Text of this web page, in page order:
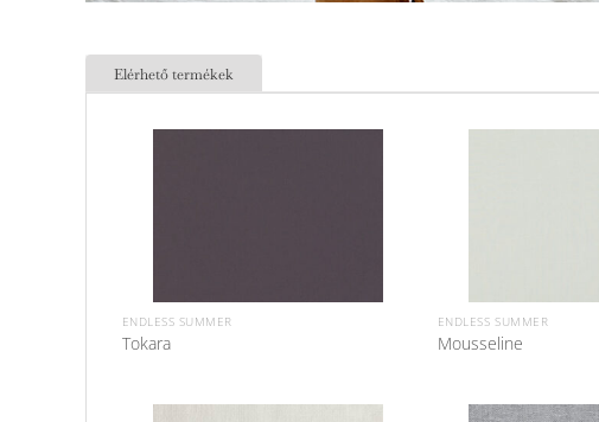
Elérhető termékek
ENDLESS SUMMER
Tokara
ENDLESS SUMMER
Mousseline